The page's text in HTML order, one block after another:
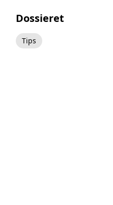
Dossieret
Tips